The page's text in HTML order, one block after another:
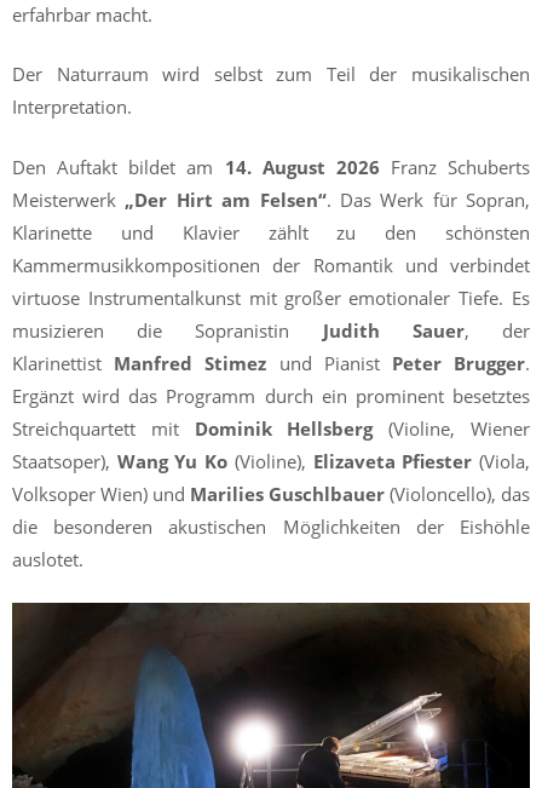
erfahrbar macht.
Der Naturraum wird selbst zum Teil der musikalischen
Interpretation.
Den Auftakt bildet am 14. August 2026 Franz Schuberts
Meisterwerk „Der Hirt am Felsen“. Das Werk für Sopran,
Klarinette und Klavier zählt zu den schönsten
Kammermusikkompositionen der Romantik und verbindet
virtuose Instrumentalkunst mit großer emotionaler Tiefe. Es
musizieren die Sopranistin Judith Sauer, der
Klarinettist Manfred Stimez und Pianist Peter Brugger.
Ergänzt wird das Programm durch ein prominent besetztes
Streichquartett mit Dominik Hellsberg(Violine, Wiener
Staatsoper), Wang Yu Ko (Violine), Elizaveta Pfiester (Viola,
Volksoper Wien) und Marilies Guschlbauer (Violoncello), das
die besonderen akustischen Möglichkeiten der Eishöhle
auslotet.